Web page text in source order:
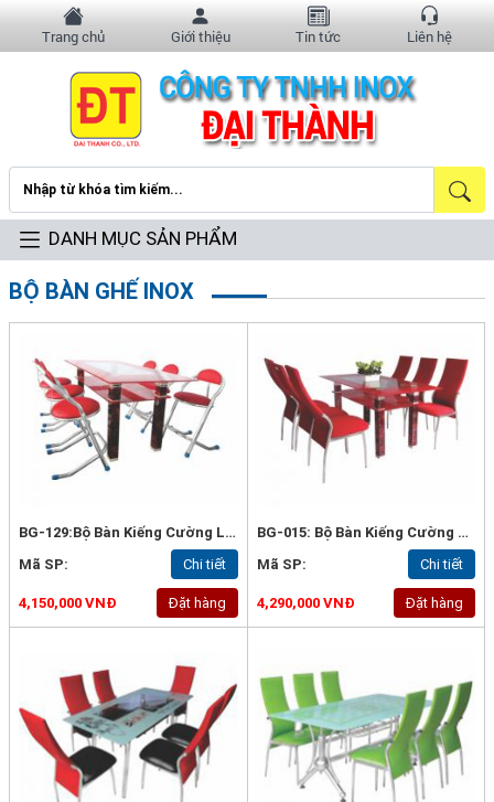
Trang chủ Giới thiệu Tin tức Liên hệ
DANH MỤC SẢN PHẨM
BỘ BÀN GHẾ INOX
BG-129:Bộ Bàn Kiếng Cường Lực 2 Tầng 80*160 Cm Chân Vuông, 6 Ghế Bis Phi 32 Dày 1 Li 2
Mã SP:
Chi tiết
4,150,000 VNĐ Đặt hàng
BG-015: Bộ Bàn Kiếng Cường Lực 2 Tầng 80*160 Chân Vuông, 6 Ghế Thái Dương
Mã SP:
Chi tiết
4,290,000 VNĐ Đặt hàng